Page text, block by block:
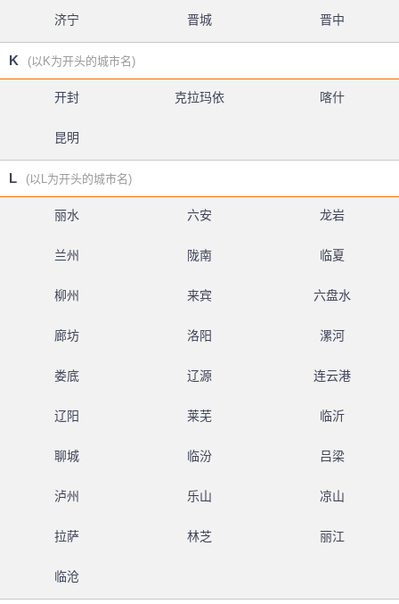
济宁 晋城 晋中
K (以K为开头的城市名)
开封 克拉玛依 喀什
昆明
L (以L为开头的城市名)
丽水 六安 龙岩
兰州 陇南 临夏
柳州 来宾 六盘水
廊坊 洛阳 漯河
娄底 辽源 连云港
辽阳 莱芜 临沂
聊城 临汾 吕梁
泸州 乐山 凉山
拉萨 林芝 丽江
临沧